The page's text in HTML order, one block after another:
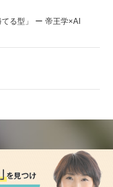
る型」 ー 帝王学×AI